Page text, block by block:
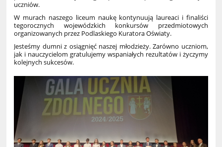
uczniów.
W murach naszego liceum naukę kontynuują laureaci i finaliści
tegorocznych wojewódzkich konkursów przedmiotowych
organizowanych przez Podlaskiego Kuratora Oświaty.
Jesteśmy dumni z osiągnięć naszej młodzieży. Zarówno uczniom,
jak i nauczycielom gratulujemy wspaniałych rezultatów i życzymy
kolejnych sukcesów.